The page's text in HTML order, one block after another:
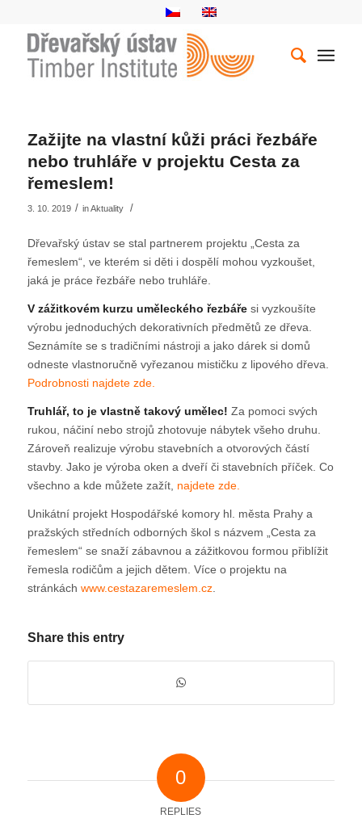
Zažijte na vlastní kůži práci řezbáře
nebo truhláře v projektu Cesta za
řemeslem!
3. 10. 2019 / inAktuality /
Dřevařský ústav se stal partnerem projektu „Cesta za
řemeslem“, ve kterém si děti i dospělí mohou vyzkoušet,
jaká je práce řezbáře nebo truhláře.
V zážitkovém kurzu uměleckého řezbářesi vyzkoušíte
výrobu jednoduchých dekorativních předmětů ze dřeva.
Seznámíte se s tradičními nástroji a jako dárek si domů
odneste vlastnoručně vyřezanou mističku z lipového dřeva.
Podrobnosti najdete zde.
Truhlář, to je vlastně takový umělec! Za pomoci svých
rukou, náčiní nebo strojů zhotovuje nábytek všeho druhu.
Zároveň realizuje výrobu stavebních a otvorových částí
stavby. Jako je výroba oken a dveří či stavebních příček. Co
všechno a kde můžete zažít, najdete zde.
Unikátní projekt Hospodářské komory hl. města Prahy a
pražských středních odborných škol s názvem „Cesta za
řemeslem“ se snaží zábavnou a zážitkovou formou přiblížit
řemesla rodičům a jejich dětem. Více o projektu na
stránkách www.cestazaremeslem.cz.
Share this entry
0
REPLIES